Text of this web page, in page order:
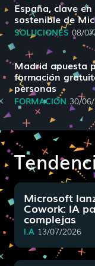
España, clave
sostenible de
SOLUCIONES 08/
Madrid apuesta
formación
personas
FORMACIÓN 30/
Microsoft
Cowork: IA
complejas
I.A 13/07/2026